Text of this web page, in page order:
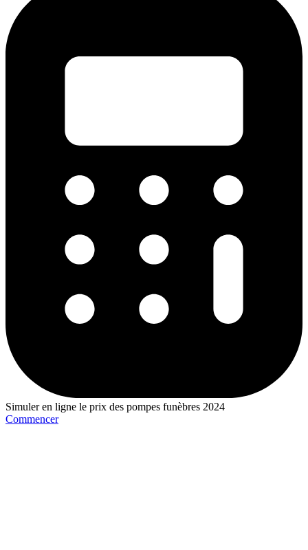
Simuler en ligne le prix des pompes funèbres 2024
Commencer